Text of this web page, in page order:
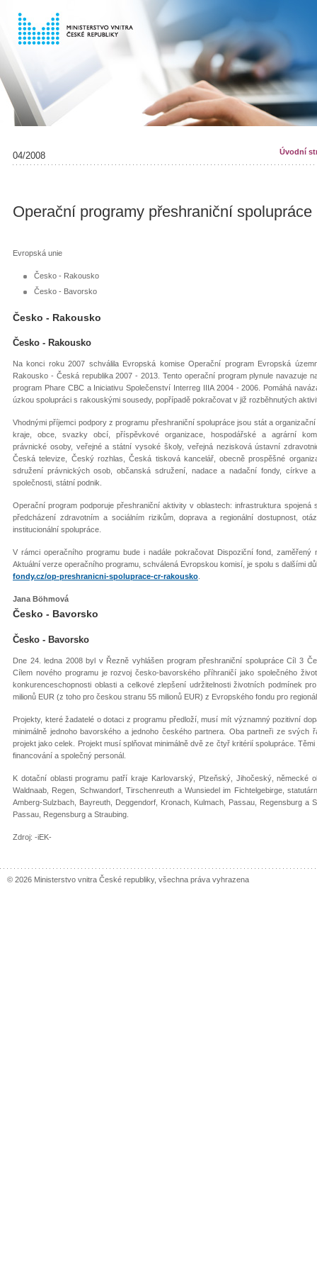
Úvodní
04/2008
Operační programy přeshraniční spolupráce
Evropská unie
Česko - Rakousko
Česko - Bavorsko
Česko - Rakousko
Česko - Rakousko
Na konci roku 2007 schválila Evropská komise Operační program Evropská
Rakousko - Česká republika 2007 - 2013. Tento operační program plynule navazuje
program Phare CBC a Iniciativu Společenství Interreg IIIA 2004 - 2006. Pomáhá
úzkou spolupráci s rakouskými sousedy, popřípadě pokračovat v již rozběhnutých
Vhodnými příjemci podpory z programu přeshraniční spolupráce jsou stát a
kraje, obce, svazky obcí, příspěvkové organizace, hospodářské a agrární
právnické osoby, veřejné a státní vysoké školy, veřejná nezisková ústavní
Česká televize, Český rozhlas, Česká tisková kancelář, obecně prospěšné
sdružení právnických osob, občanská sdružení, nadace a nadační fondy, církve a
společnosti, státní podnik.
Operační program podporuje přeshraniční aktivity v oblastech: infrastruktura
předcházení zdravotním a sociálním rizikům, doprava a regionální dostupnost,
institucionální spolupráce.
V rámci operačního programu bude i nadále pokračovat Dispoziční fond,
Aktuální verze operačního programu, schválená Evropskou komisí, je spolu s dalšími
fondy.cz/op-preshranicni-spoluprace-cr-rakousko
Jana Böhmová
Česko - Bavorsko
Česko - Bavorsko
Dne 24. ledna 2008 byl v Řezně vyhlášen program přeshraniční spolupráce Cíl 3
Cílem nového programu je rozvoj česko-bavorského příhraničí jako společného
konkurenceschopnosti oblasti a celkové zlepšení udržitelnosti životních podmínek
milionů EUR (z toho pro českou stranu 55 milionů EUR) z Evropského fondu pro
Projekty, které žadatelé o dotaci z programu předloží, musí mít významný pozitivní
minimálně jednoho bavorského a jednoho českého partnera. Oba partneři ze svých
projekt jako celek. Projekt musí splňovat minimálně dvě ze čtyř kritérií spolupráce.
financování a společný personál.
K dotační oblasti programu patří kraje Karlovarský, Plzeňský, Jihočeský, německé
Waldnaab, Regen, Schwandorf, Tirschenreuth a Wunsiedel im Fichtelgebirge,
Amberg-Sulzbach, Bayreuth, Deggendorf, Kronach, Kulmach, Passau, Regensburg a
Passau, Regensburg a Straubing.
Zdroj: -iEK-
© 2026 Ministerstvo vnitra České republiky, všechna práva vyhrazena